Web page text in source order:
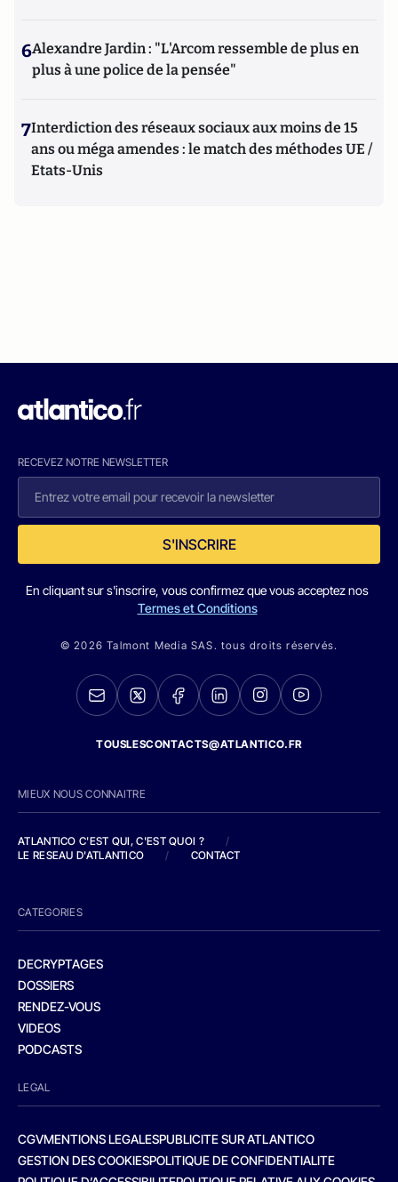
6Alexandre Jardin : "L'Arcom ressemble de plus en
plus à une police de la pensée"
7Interdiction des réseaux sociaux aux moins de 15
ans ou méga amendes : le match des méthodes UE /
Etats-Unis
RECEVEZ NOTRE NEWSLETTER
S'INSCRIRE
En cliquant sur s'inscrire, vous confirmez que vous acceptez nos
Termes et Conditions
© 2026 Talmont Media SAS. tous droits réservés.
TOUSLESCONTACTS@ATLANTICO.FR
MIEUX NOUS CONNAITRE
ATLANTICO C'EST QUI, C'EST QUOI ?
/
LE RESEAU D'ATLANTICO
/ CONTACT
CATEGORIES
DECRYPTAGES
DOSSIERS
RENDEZ-VOUS
VIDEOS
PODCASTS
LEGAL
CGVMENTIONS LEGALESPUBLICITE SUR ATLANTICO
GESTION DES COOKIESPOLITIQUE DE CONFIDENTIALITE